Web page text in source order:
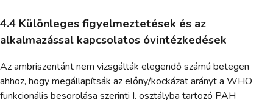
4.4 Különleges figyelmeztetések és az
alkalmazással kapcsolatos óvintézkedések
Az ambriszentánt nem vizsgálták elegendő számú betegen
ahhoz, hogy megállapítsák az előny/kockázat arányt a WHO
funkcionális besorolása szerinti I. osztályba tartozó PAH